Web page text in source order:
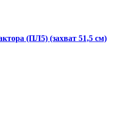
(ПЛ5) (захват 51,5 см)